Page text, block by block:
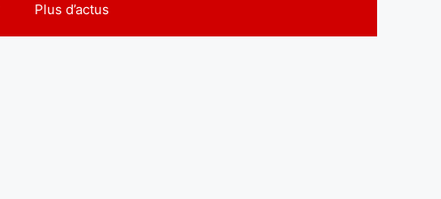
Plus d’actus